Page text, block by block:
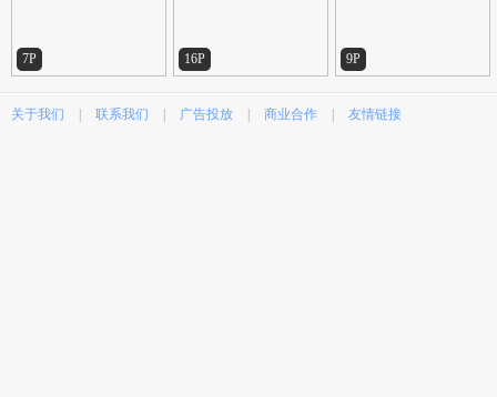
7P 16P 9P
关于我们 联系我们 广告投放 商业合作 友情链接